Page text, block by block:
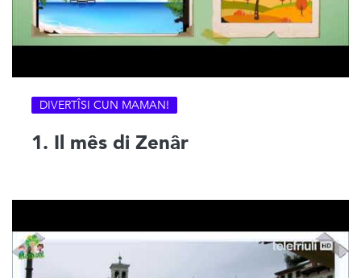
DIVERTÎSI CUN MAMAN!
1. Il mês di Zenâr